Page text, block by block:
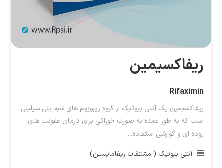
ریفاکسیمین
Rifaximin
ریفاکسیمین یک آنتی بیوتیک از گروه ریبوزوم های شبه-پنی سیلینی
است که به طور عمده به صورت خوراکی برای درمان عفونت های
روده ای و گوارشی استفاده...
آنتی بیوتیک ( مشتقات ریفامایسین)